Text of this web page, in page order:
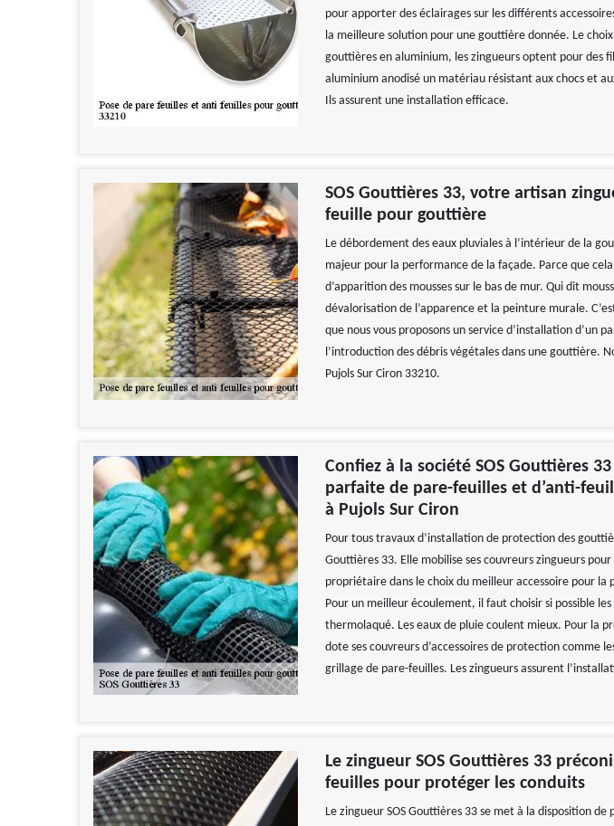
pour apporter des éclairages sur les différents
la meilleure solution pour une gouttière donnée. Le
gouttières en aluminium, les zingueurs optent pour des
aluminium anodisé un matériau résistant aux chocs et
Ils assurent une installation efficace.
SOS Gouttières 33, votre artisan
feuille pour gouttière
Le débordement des eaux pluviales à l’intérieur de la
majeur pour la performance de la façade. Parce que
d’apparition des mousses sur le bas de mur. Qui dit
dévalorisation de l’apparence et la peinture murale.
que nous vous proposons un service d’installation d’un
l’introduction des débris végétales dans une gouttière.
Pujols Sur Ciron 33210.
Confiez à la société SOS Gouttières
parfaite de pare-feuilles et d’anti-
à Pujols Sur Ciron
Pour tous travaux d’installation de protection des
Gouttières 33. Elle mobilise ses couvreurs zingueurs
propriétaire dans le choix du meilleur accessoire pour la
Pour un meilleur écoulement, il faut choisir si possible
thermolaqué. Les eaux de pluie coulent mieux. Pour la
dote ses couvreurs d’accessoires de protection comme
grillage de pare-feuilles. Les zingueurs assurent
Le zingueur SOS Gouttières 33
feuilles pour protéger les conduits
Le zingueur SOS Gouttières 33 se met à la disposition